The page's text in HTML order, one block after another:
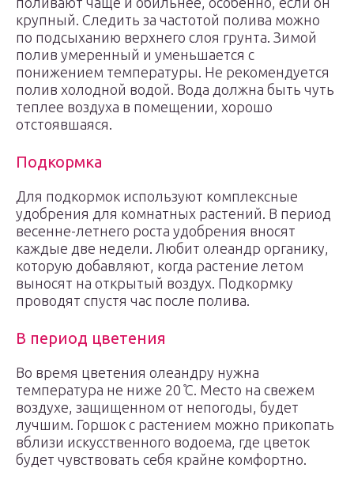
крупный. Следить за частотой полива можно
по подсыханию верхнего слоя грунта. Зимой
полив умеренный и уменьшается с
понижением температуры. Не рекомендуется
полив холодной водой. Вода должна быть чуть
теплее воздуха в помещении, хорошо
отстоявшаяся.
Подкормка
Для подкормок используют комплексные
удобрения для комнатных растений. В период
весенне-летнего роста удобрения вносят
каждые две недели. Любит олеандр органику,
которую добавляют, когда растение летом
выносят на открытый воздух. Подкормку
проводят спустя час после полива.
В период цветения
Во время цветения олеандру нужна
температура не ниже 20 ̊С. Место на свежем
воздухе, защищенном от непогоды, будет
лучшим. Горшок с растением можно прикопать
вблизи искусственного водоема, где цветок
будет чувствовать себя крайне комфортно.